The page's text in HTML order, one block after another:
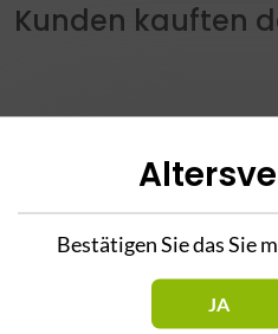
Kunden kauften
CRT Resin Mundstück
#1 - amber
Bestätigen Sie das Sie
JA